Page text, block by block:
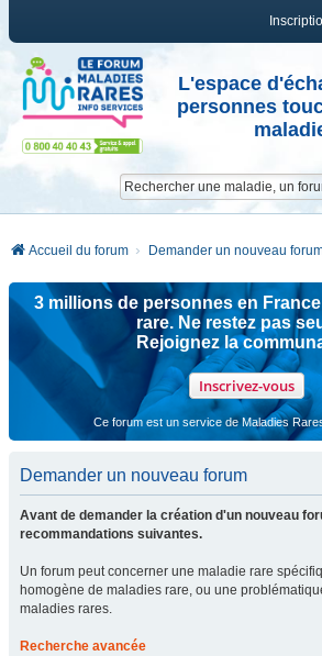
L'espace
personnes
Accueil du forum Demander un nouveau
3 millions de personnes en
rare. Ne restez pas
Rejoignez la
Inscrivez-vous
Ce forum est un service de Maladies
Demander un nouveau forum
Avant de demander la création d'un nouveau
recommandations suivantes.
Un forum peut concerner une maladie rare
homogène de maladies rare, ou une
maladies rares.
Recherche avancée